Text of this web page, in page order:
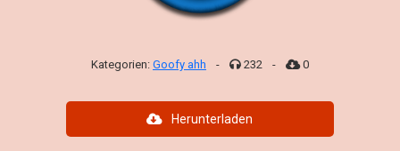
Kategorien: Goofy ahh - 232 - 0
Herunterladen